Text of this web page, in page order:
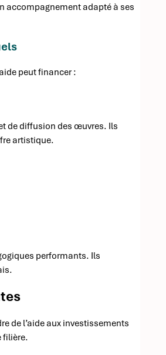
accompagnement adapté à ses
peut financer :
de diffusion des œuvres. Ils
artistique.
performants. Ils
de l’aide aux investissements
filière.